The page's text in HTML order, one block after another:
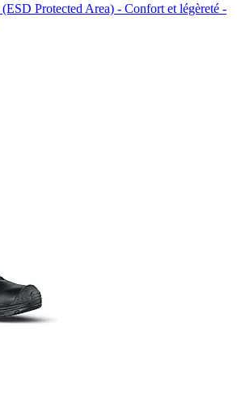
Protected Area) - Confort et légèreté -